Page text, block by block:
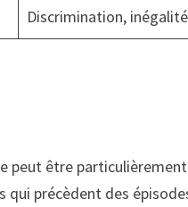
Discrimination,
peut être particulièrement
qui précèdent des